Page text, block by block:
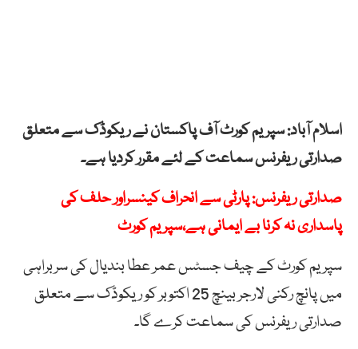
اسلام آباد: سپریم کورٹ آف پاکستان نے ریکوڈک سے متعلق
صدارتی ریفرنس سماعت کے لئے مقرر کردیا ہے۔
صدارتی ریفرنس: پارٹی سے انحراف کینسراور حلف کی
پاسداری نہ کرنا بے ایمانی ہے،سپریم کورٹ
سپریم کورٹ کے چیف جسٹس عمر عطا بندیال کی سربراہی
میں پانچ رکنی لارجر بینچ 25 اکتوبر کو ریکوڈک سے متعلق
صدارتی ریفرنس کی سماعت کرے گا۔